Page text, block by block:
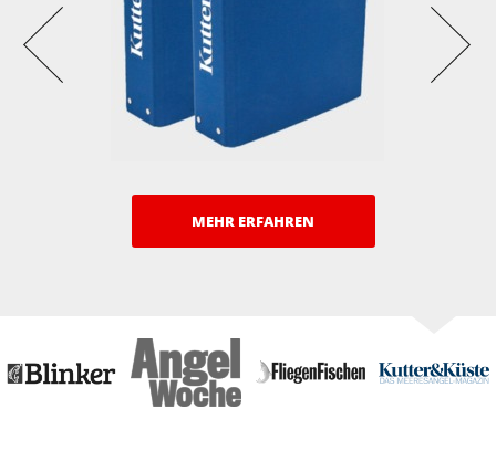
MEHR ERFAHREN